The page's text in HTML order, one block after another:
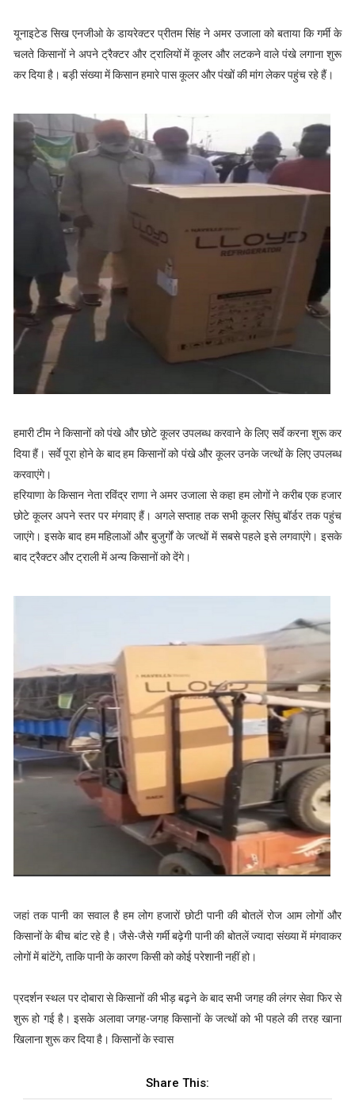
यूनाइटेड सिख एनजीओ के डायरेक्टर प्रीतम सिंह ने अमर उजाला को बताया कि गर्मी के
चलते किसानों ने अपने ट्रैक्टर और ट्रालियों में कूलर और लटकने वाले पंखे लगाना शुरू
कर दिया है। बड़ी संख्या में किसान हमारे पास कूलर और पंखों की मांग लेकर पहुंच रहे हैं।
हमारी टीम ने किसानों को पंखे और छोटे कूलर उपलब्ध करवाने के लिए सर्वे करना शुरू कर
दिया हैं। सर्वे पूरा होने के बाद हम किसानों को पंखे और कूलर उनके जत्थों के लिए उपलब्ध
करवाएंगे।
हरियाणा के किसान नेता रविंद्र राणा ने अमर उजाला से कहा हम लोगों ने करीब एक हजार
छोटे कूलर अपने स्तर पर मंगवाए हैं। अगले सप्ताह तक सभी कूलर सिंघु बॉर्डर तक पहुंच
जाएंगे। इसके बाद हम महिलाओं और बुजुर्गों के जत्थों में सबसे पहले इसे लगवाएंगे। इसके
बाद ट्रैक्टर और ट्राली में अन्य किसानों को देंगे।
जहां तक पानी का सवाल है हम लोग हजारों छोटी पानी की बोतलें रोज आम लोगों और
किसानों के बीच बांट रहे है। जैसे-जैसे गर्मी बढ़ेगी पानी की बोतलें ज्यादा संख्या में मंगवाकर
लोगों में बांटेंगे, ताकि पानी के कारण किसी को कोई परेशानी नहीं हो।
प्रदर्शन स्थल पर दोबारा से किसानों की भीड़ बढ़ने के बाद सभी जगह की लंगर सेवा फिर से
शुरू हो गई है। इसके अलावा जगह-जगह किसानों के जत्थों को भी पहले की तरह खाना
खिलाना शुरू कर दिया है। किसानों के स्वास
Share This: